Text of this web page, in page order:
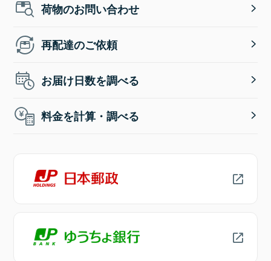
荷物のお問い合わせ
再配達のご依頼
お届け日数を調べる
料金を計算・調べる